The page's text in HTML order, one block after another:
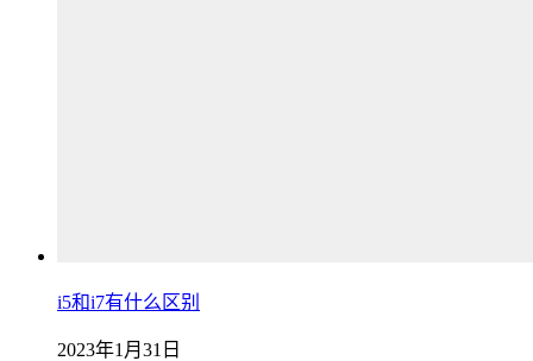
i5和i7有什么区别
2023年1月31日